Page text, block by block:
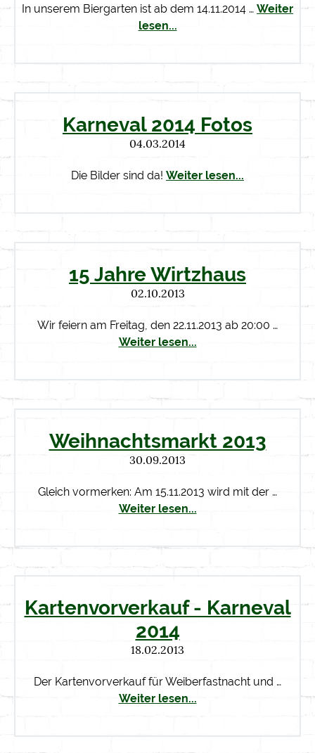
In unserem Biergarten ist ab dem 14.11.2014 … Weiter
lesen...
Karneval 2014 Fotos
04.03.2014
Die Bilder sind da! Weiter lesen...
15 Jahre Wirtzhaus
02.10.2013
Wir feiern am Freitag, den 22.11.2013 ab 20:00 …
Weiter lesen...
Weihnachtsmarkt 2013
30.09.2013
Gleich vormerken: Am 15.11.2013 wird mit der …
Weiter lesen...
Kartenvorverkauf - Karneval
2014
18.02.2013
Der Kartenvorverkauf für Weiberfastnacht und …
Weiter lesen...